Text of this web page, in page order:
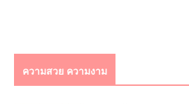
ความสวย ความงาม